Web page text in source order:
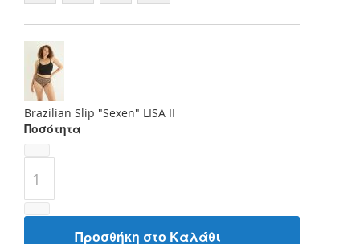
Brazilian Slip "Sexen" LISA II
Ποσότητα
Προσθήκη στο Καλάθι